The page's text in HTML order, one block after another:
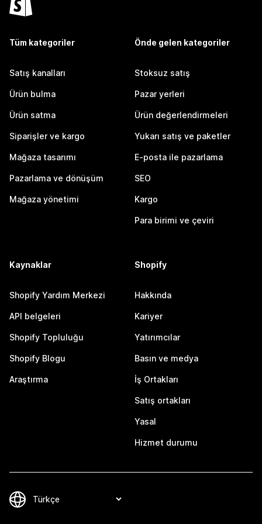
Tüm kategoriler
Satış kanalları
Ürün bulma
Ürün satma
Siparişler ve kargo
Mağaza tasarımı
Pazarlama ve dönüşüm
Mağaza yönetimi
Önde gelen kategoriler
Stoksuz satış
Pazar yerleri
Ürün değerlendirmeleri
Yukarı satış ve paketler
E-posta ile pazarlama
SEO
Kargo
Para birimi ve çeviri
Kaynaklar
Shopify Yardım Merkezi
API belgeleri
Shopify Topluluğu
Shopify Blogu
Araştırma
Shopify
Hakkında
Kariyer
Yatırımcılar
Basın ve medya
İş Ortakları
Satış ortakları
Yasal
Hizmet durumu